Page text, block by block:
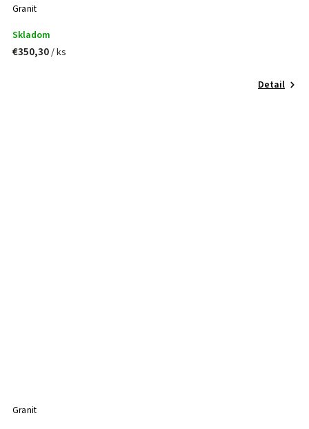
Granit
Skladom
€350,30/ ks
Detail
Granit